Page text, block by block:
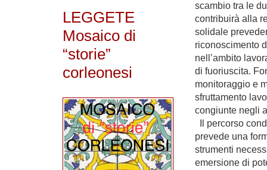
scambio tra le
contribuirà alla
solidale
riconoscimento
nell’ambito
di fuoriuscita.
monitoraggio e
sfruttamento
congiunte negli
Il percorso
prevede una
strumenti
emersione di
LEGGETE
Mosaico di
“storie”
corleonesi